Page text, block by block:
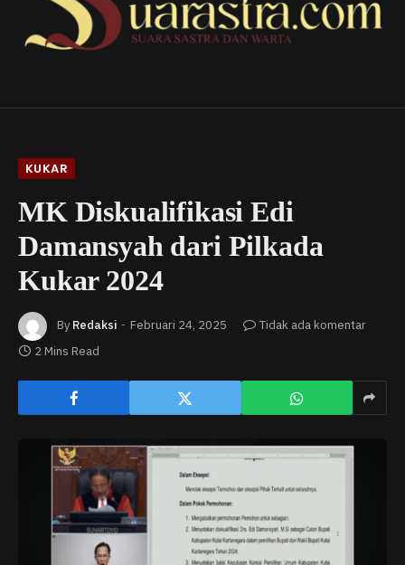
KUKAR
MK Diskualifikasi Edi
Damansyah dari Pilkada
Kukar 2024
By Redaksi Februari 24, 2025
Tidak ada komentar
2 Mins Read